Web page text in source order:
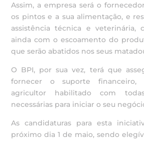
Assim, a empresa será o
os pintos e a sua alimentação, e
assistência técnica e veterinária,
ainda com o escoamento do
que serão abatidos nos seus
O BPI, por sua vez, terá que
fornecer o suporte financeiro,
agricultor habilitado com
necessárias para iniciar o seu
As candidaturas para esta
próximo dia 1 de maio, sendo